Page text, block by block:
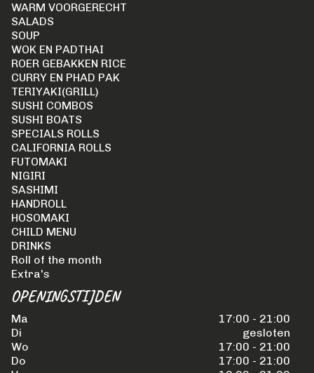
WARM VOORGERECHT
SALADS
SOUP
WOK EN PADTHAI
ROER GEBAKKEN RICE
CURRY EN PHAD PAK
TERIYAKI(GRILL)
SUSHI COMBOS
SUSHI BOATS
SPECIALS ROLLS
CALIFORNIA ROLLS
FUTOMAKI
NIGIRI
SASHIMI
HANDROLL
HOSOMAKI
CHILD MENU
DRINKS
Roll of the month
Extra's
OPENINGSTIJDEN
Ma
17:00 - 21:00
Di
gesloten
Wo
17:00 - 21:00
Do
17:00 - 21:00